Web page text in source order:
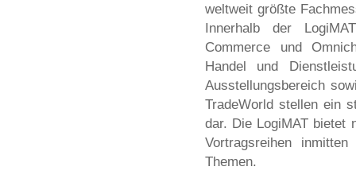
weltweit größte
Innerhalb der
Commerce und
Handel und
Ausstellungsbereich
TradeWorld stellen ein
dar. Die LogiMAT bietet
Vortragsreihen
Themen.